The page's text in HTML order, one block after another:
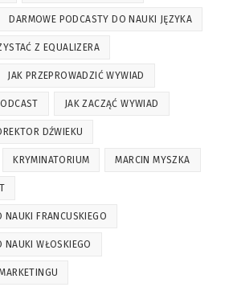
DARMOWE PODCASTY DO NAUKI JĘZYKA
Z EQUALIZERA
JAK PRZEPROWADZIĆ WYWIAD
JAK ZACZĄĆ WYWIAD
DŹWIEKU
KRYMINATORIUM MARCIN MYSZKA
NAUKI FRANCUSKIEGO
NAUKI WŁOSKIEGO